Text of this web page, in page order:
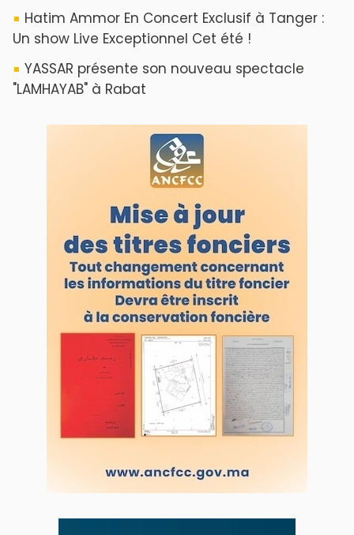
Hatim Ammor En Concert Exclusif à Tanger :
Un show Live Exceptionnel Cet été !
YASSAR présente son nouveau spectacle
"LAMHAYAB" à Rabat